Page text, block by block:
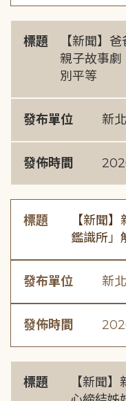
標題
【新聞】
親子故事劇
別平等
發布單位 新
發佈時間
標題
【新聞
鑑識所」
發布單位 新
發佈時間
標題
【新聞